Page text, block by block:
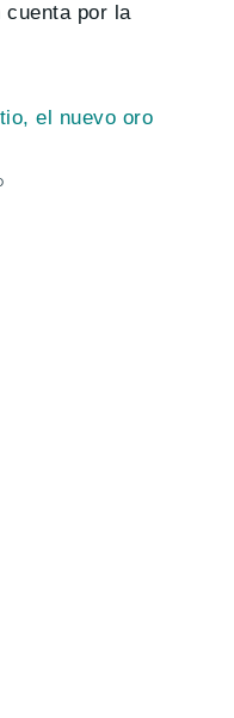
cuenta por la
el nuevo oro